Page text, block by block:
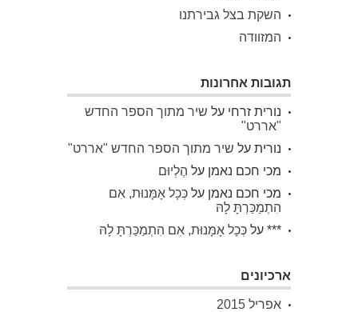
השקת בצל גבירתנו
המזוודה
תגובות אחרונות
נורית זרחי על שיר מתוך הספר החדש
"אררט"
נורית על שיר מתוך הספר החדש "אררט"
מכי חכם נאמן על הֶלְיוּם
מכי חכם נאמן על כְּכָל אָמָּנוּת, אִם
הִתְמַכַּרְתָּ לָהּ
*** על כְּכָל אָמָּנוּת, אִם הִתְמַכַּרְתָּ לָהּ
ארכיונים
אפריל 2015